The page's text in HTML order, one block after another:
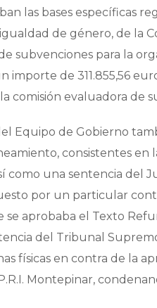
las bases específicas
de género, de la
subvenciones para la
de 311.855,56
comisión evaluadora de
Equipo de Gobierno
consistentes
como una sentencia del
por un particular
se aprobaba el Texto
del Tribunal
físicas en contra de la
Montepinar,